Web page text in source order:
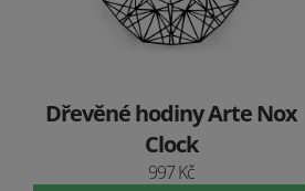
Dřevěné hodiny Arte Nox
Clock
997 Kč